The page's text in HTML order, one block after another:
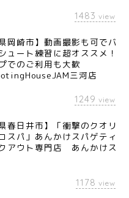
1483 view
岡崎市】動画撮影も可でバ
ュート練習に超オススメ！
でのご利用も大歓
三河店
1249 view
春日井市】「衝撃のクオリ
スパ」あんかけスパゲティ
アウト専門店 あんかけス
1178 view